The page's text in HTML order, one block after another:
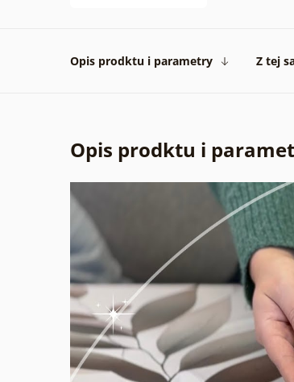
Opis prodktu i parametry Z tej
Opis prodktu i